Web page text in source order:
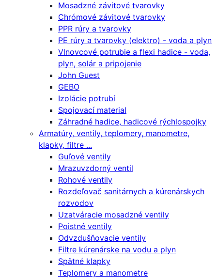
Mosadzné závitové tvarovky
Chrómové závitové tvarovky
PPR rúry a tvarovky
PE rúry a tvarovky (elektro) - voda a plyn
Vlnovcové potrubie a flexi hadice - voda,
plyn, solár a pripojenie
John Guest
GEBO
Izolácie potrubí
Spojovací material
Záhradné hadice, hadicové rýchlospojky
Armatúry, ventily, teplomery, manometre,
klapky, filtre ...
Guľové ventily
Mrazuvzdorný ventil
Rohové ventily
Rozdeľovač sanitárnych a kúrenárskych
rozvodov
Uzatváracie mosadzné ventily
Poistné ventily
Odvzdušňovacie ventily
Filtre kúrenárske na vodu a plyn
Spätné klapky
Teplomery a manometre